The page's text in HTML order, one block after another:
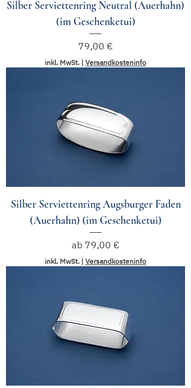
Silber Serviettenring Neutral (Auerhahn)
(im Geschenketui)
Preis
79,00 €
inkl. MwSt. | Versandkosteninfo
Silber Serviettenring Augsburger Faden
(Auerhahn) (im Geschenketui)
ab 79,00 €
Sale-Preis
inkl. MwSt. | Versandkosteninfo